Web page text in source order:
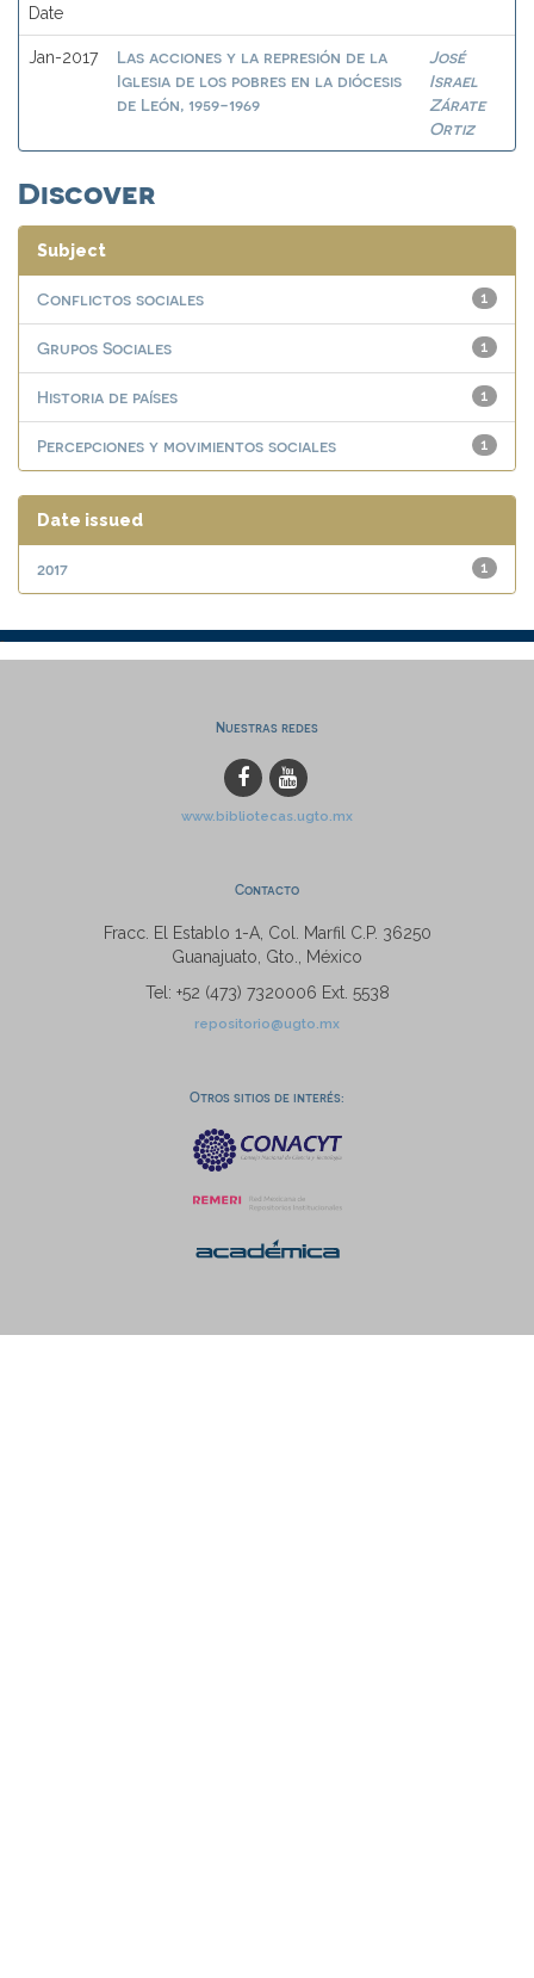
Date
Jan-2017
Las acciones y la represión de la
Iglesia de los pobres en la diócesis
de León, 1959-1969
José
Israel
Zárate
Ortiz
Discover
Subject
1
Conflictos sociales
1
Grupos Sociales
1
Historia de países
1
Percepciones y movimientos sociales
Date issued
1
2017
Nuestras redes
www.bibliotecas.ugto.mx
Contacto
Fracc. El Establo 1-A, Col. Marfil C.P. 36250
Guanajuato, Gto., México
Tel: +52 (473) 7320006 Ext. 5538
repositorio@ugto.mx
Otros sitios de interés: